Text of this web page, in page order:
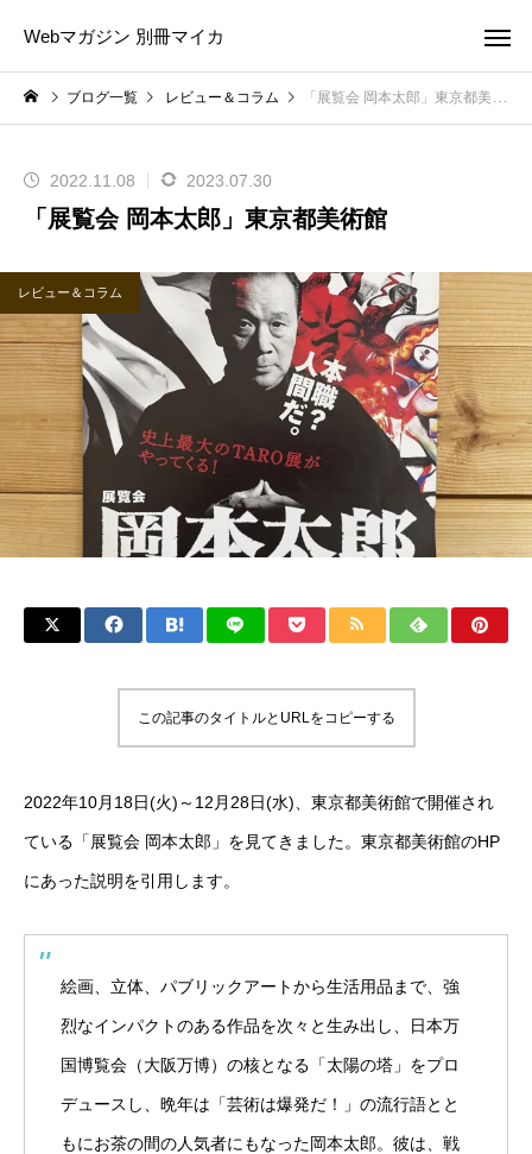
Webマガジン 別冊マイカ
ブログ一覧 レビュー＆コラム 「展覧会 岡本太郎」東京都美術館
2022.11.08 2023.07.30
「展覧会 岡本太郎」東京都美術館
レビュー＆コラム
この記事のタイトルとURLをコピーする
2022年10月18日(火)～12月28日(水)、東京都美術館で開催され
ている「展覧会 岡本太郎」を見てきました。東京都美術館のHP
にあった説明を引用します。
絵画、立体、パブリックアートから生活用品まで、強
烈なインパクトのある作品を次々と生み出し、日本万
国博覧会（大阪万博）の核となる「太陽の塔」をプロ
デュースし、晩年は「芸術は爆発だ！」の流行語とと
もにお茶の間の人気者にもなった岡本太郎。彼は、戦